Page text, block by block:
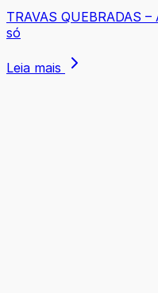
TRAVAS QUEBRADAS
só
Leia mais